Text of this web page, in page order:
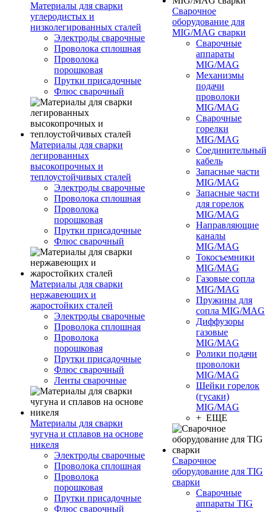
Материалы для сварки
углеродистых и
низколегированных сталей
Электроды сварочные
Проволока сплошная
Проволока
порошковая
Прутки присадочные
Флюс сварочный
Материалы для сварки
легированных
высокопрочных и
теплоустойчивых сталей
Электроды сварочные
Проволока сплошная
Проволока
порошковая
Прутки присадочные
Флюс сварочный
Материалы для сварки
нержавеющих и
жаростойких сталей
Электроды сварочные
Проволока сплошная
Проволока
порошковая
Прутки присадочные
Флюс сварочный
Ленты сварочные
Материалы для сварки
чугуна и сплавов на основе
никеля
Электроды сварочные
Проволока сплошная
Проволока
порошковая
Прутки присадочные
Флюс сварочный
Сварочное
оборудование для
MIG/MAG сварки
Сварочные
аппараты
MIG/MAG
Механизмы
подачи
проволоки
MIG/MAG
Сварочные
горелки
MIG/MAG
Соединительный
кабель
Запасные части
MIG/MAG
Запасные части
для горелок
MIG/MAG
Направляющие
каналы
MIG/MAG
Токосъемники
MIG/MAG
Газовые сопла
MIG/MAG
Пружины для
сопла MIG/MAG
Диффузоры
газовые
MIG/MAG
Ролики подачи
проволоки
MIG/MAG
Шейки горелок
(гусаки)
MIG/MAG
+ ЕЩЕ
Сварочное
оборудование для TIG
сварки
Сварочные
аппараты TIG